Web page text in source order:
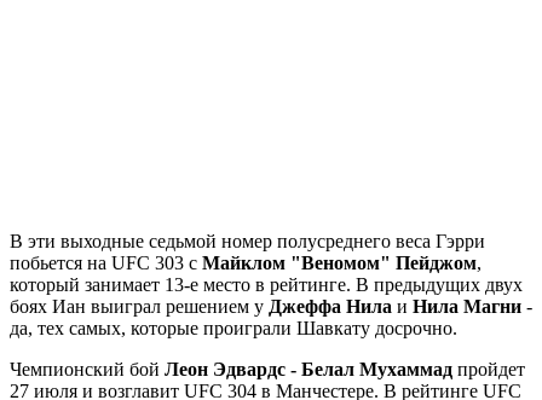
В эти выходные седьмой номер полусреднего веса Гэрри
побьется на UFC 303 с Майклом "Веномом" Пейджом,
который занимает 13-е место в рейтинге. В предыдущих двух
боях Иан выиграл решением у Джеффа Нила и Нила Магни -
да, тех самых, которые проиграли Шавкату досрочно.
Чемпионский бой Леон Эдвардс - Белал Мухаммад пройдет
27 июля и возглавит UFC 304 в Манчестере. В рейтинге UFC